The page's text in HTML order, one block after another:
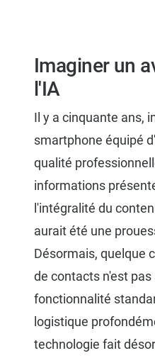
Imaginer un
l'IA
Il y a cinquante ans,
smartphone équipé
qualité
informations
l'intégralité du
aurait été une
Désormais, quelque
de contacts n'est
fonctionnalité
logistique
technologie fait